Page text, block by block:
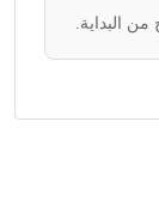
البداية.